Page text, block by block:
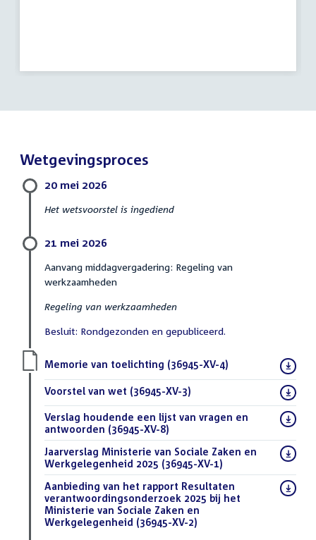
Wetgevingsproces
20 mei 2026
Het wetsvoorstel is ingediend
21 mei 2026
Aanvang middagvergadering: Regeling van
werkzaamheden
Regeling van werkzaamheden
Besluit: Rondgezonden en gepubliceerd.
Download
Memorie van toelichting (36945-XV-4)
Download
bestand:
Voorstel van wet (36945-XV-3)
Download
bestand:
Verslag houdende een lijst van vragen en
antwoorden (36945-XV-8)
Download
bestand:
Jaarverslag Ministerie van Sociale Zaken en
Werkgelegenheid 2025 (36945-XV-1)
Download
bestand:
Aanbieding van het rapport Resultaten
verantwoordingsonderzoek 2025 bij het
Ministerie van Sociale Zaken en
Werkgelegenheid (36945-XV-2)